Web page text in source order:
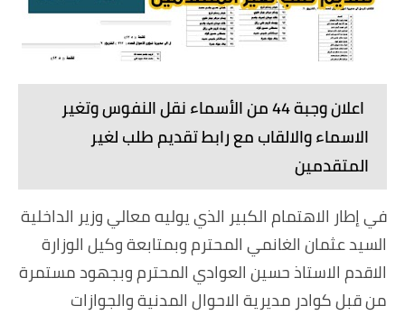
اعلان وجبة 44 من الأسماء نقل النفوس وتغير
الاسماء والالقاب مع رابط تقديم طلب لغير
المتقدمين
في إطار الاهتمام الكبير الذي يوليه معالي وزير الداخلية
السيد عثمان الغانمي المحترم وبمتابعة وكيل الوزارة
الاقدم الاستاذ حسين العوادي المحترم وبجهود مستمرة
من قبل كوادر مديرية الاحوال المدنية والجوازات